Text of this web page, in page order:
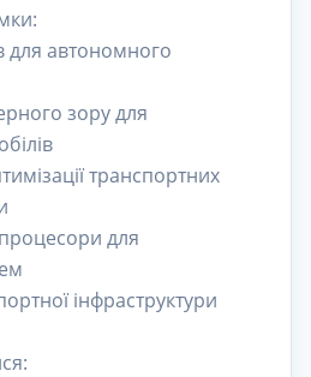
для автономного
зору для
транспортних
для
інфраструктури